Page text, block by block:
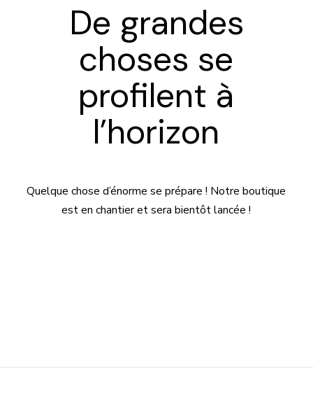
De grandes
choses se
profilent à
l’horizon
Quelque chose d’énorme se prépare ! Notre boutique
est en chantier et sera bientôt lancée !